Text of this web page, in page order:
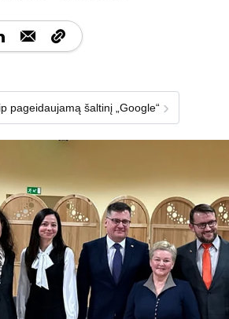
pageidaujamą šaltinį „Google“ ›